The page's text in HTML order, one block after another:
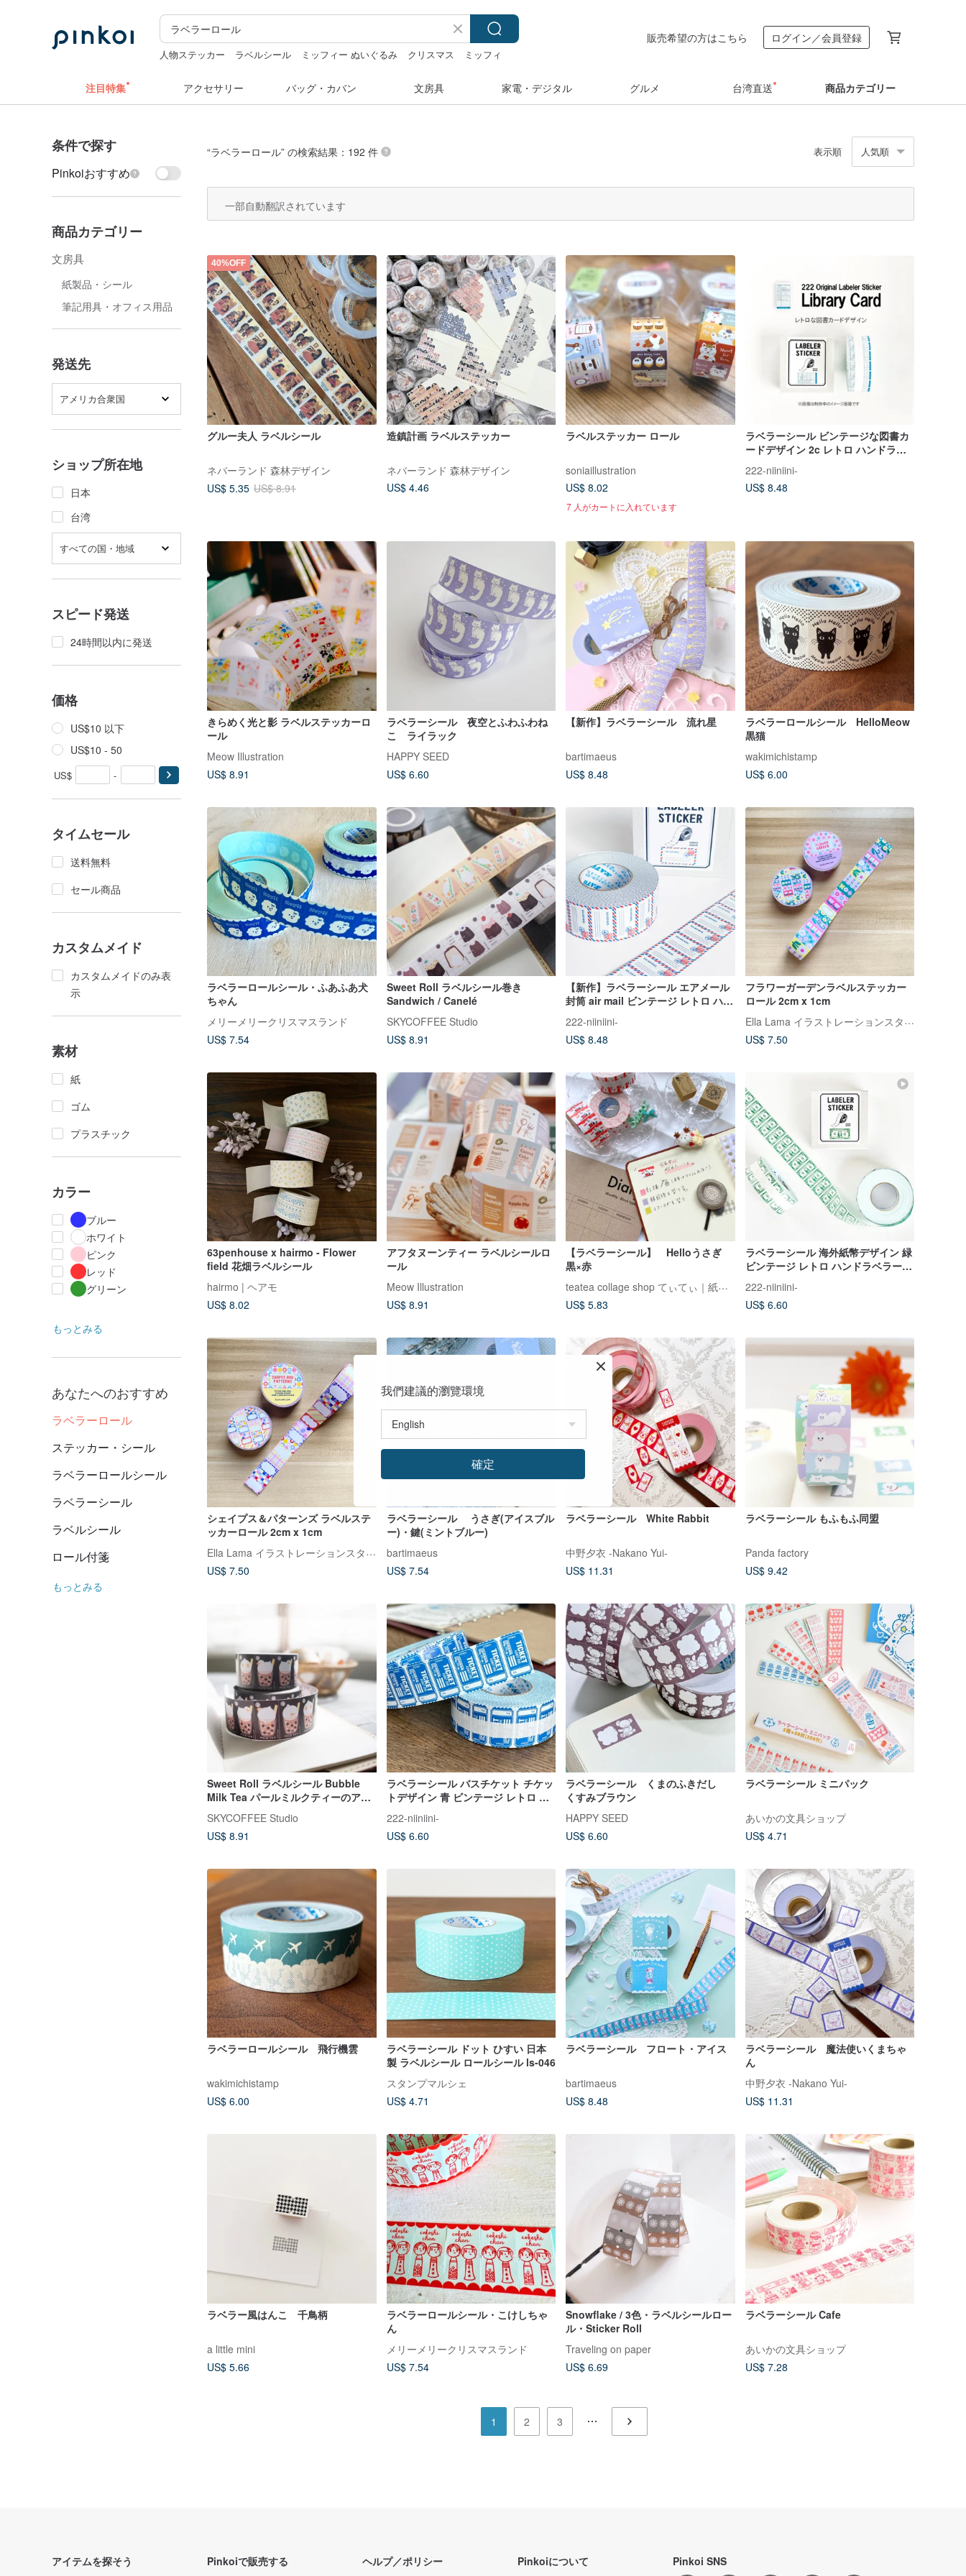
人物ステッカー ラベルシール ミッフィー ぬいぐるみ クリスマス
ミッフィ
販売希望の方はこちら ログイン／会員登録
注目特集 アクセサリー バッグ・カバン 文房具 家電・デジタル グルメ 台湾直送 商品カテゴリー
条件で探す
Pinkoiおすすめ
商品カテゴリー
文房具
紙製品・シール
筆記用具・オフィス用品
発送先
アメリカ合衆国
ショップ所在地
日本
台湾
すべての国・地域
スピード発送
24時間以内に発送
価格
US$10 以下
US$10 - 50
US$ -
タイムセール
送料無料
セール商品
カスタムメイド
カスタムメイドのみ表
示
素材
紙
ゴム
プラスチック
カラー
ブルー
ホワイト
ピンク
レッド
グリーン
もっとみる
あなたへのおすすめ
ラベラーロール
ステッカー・シール
ラベラーロールシール
ラベラーシール
ラベルシール
ロール付箋
もっとみる
“ラベラーロール” の検索結果：192 件 表示順 人気順
一部自動翻訳されています
40%OFF
グルー夫人 ラベルシール
ネバーランド 森林デザイン
US$ 5.35 US$ 8.91
造鎮計画 ラベルステッカー
ネバーランド 森林デザイン
US$ 4.46
ラベルステッカー ロール
soniaillustration
US$ 8.02
7 人がカートに入れています
ラベラーシール ビンテージな図書カ
ードデザイン 2c レトロ ハンドラベ
222-niiniini-
US$ 8.48
きらめく光と影 ラベルステッカーロ
ール
Meow Illustration
US$ 8.91
ラベラーシール 夜空とふわふわね
こ ライラック
HAPPY SEED
US$ 6.60
【新作】ラベラーシール 流れ星
bartimaeus
US$ 8.48
ラベラーロールシール HelloMeow
黒猫
wakimichistamp
US$ 6.00
ラベラーロールシール・ふあふあ犬
ちゃん
メリーメリークリスマスランド
US$ 7.54
Sweet Roll ラベルシール巻き
Sandwich / Canelé
SKYCOFFEE Studio
US$ 8.91
【新作】ラベラーシール エアメール
封筒 air mail ビンテージ レトロ ハン
222-niiniini-
US$ 8.48
フラワーガーデンラベルステッカー
ロール 2cm x 1cm
Ella Lama イラストレーションスタジオ
US$ 7.50
63penhouse x hairmo - Flower
field 花畑ラベルシール
hairmo | ヘアモ
US$ 8.02
アフタヌーンティー ラベルシールロ
ール
Meow Illustration
US$ 8.91
【ラベラーシール】 Helloうさぎ
黒×赤
teatea collage shop てぃてぃ｜紙もの・ステッカー
US$ 5.83
ラベラーシール 海外紙幣デザイン 緑
ビンテージ レトロ ハンドラベラーロ
222-niiniini-
US$ 6.60
シェイプス＆パターンズ ラベルステ
ッカーロール 2cm x 1cm
Ella Lama イラストレーションスタジオ
US$ 7.50
ラベラーシール うさぎ(アイスブル
ー)・鍵(ミントブルー)
bartimaeus
US$ 7.54
ラベラーシール White Rabbit
中野夕衣 -Nakano Yui-
US$ 11.31
ラベラーシール もふもふ同盟
Panda factory
US$ 9.42
Sweet Roll ラベルシール Bubble
Milk Tea パールミルクティーのアヒ
ル
SKYCOFFEE Studio
US$ 8.91
ラベラーシール バスチケット チケッ
トデザイン 青 ビンテージ レトロ ハ
222-niiniini-
US$ 6.60
ラベラーシール くまのふきだし
くすみブラウン
HAPPY SEED
US$ 6.60
ラベラーシール ミニパック
あいかの文具ショップ
US$ 4.71
ラベラーロールシール 飛行機雲
wakimichistamp
US$ 6.00
ラベラーシール ドット ひすい 日本
製 ラベルシール ロールシール ls-046
スタンプマルシェ
US$ 4.71
ラベラーシール フロート・アイス
bartimaeus
US$ 8.48
ラベラーシール 魔法使いくまちゃ
ん
中野夕衣 -Nakano Yui-
US$ 11.31
ラベラー風はんこ 千鳥柄
a little mini
US$ 5.66
ラベラーロールシール・こけしちゃ
ん
メリーメリークリスマスランド
US$ 7.54
Snowflake / 3色・ラベルシールロー
ル・Sticker Roll
Traveling on paper
US$ 6.69
ラベラーシール Cafe
あいかの文具ショップ
US$ 7.28
1 2 3
アイテムを探そう Pinkoiで販売する ヘルプ／ポリシー Pinkoiについて Pinkoi SNS
我們建議的瀏覽環境
確定